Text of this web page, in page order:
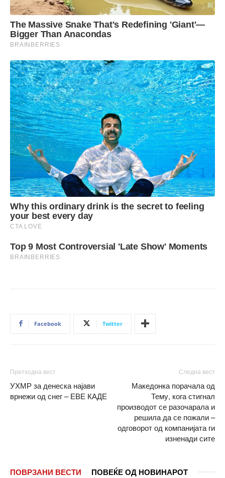
Facebook Twitter
Претходна вест
УХМР за денеска најави
врнежи од снег – ЕВЕ КАДЕ
Следна вест
Македонка порачала од
Тему, кога стигнал
производот се разочарала и
решила да се пожали –
одговорот од компанијата ги
изненади сите
ПОВРЗАНИ ВЕСТИ ПОВЕЌЕ ОД НОВИНАРОТ